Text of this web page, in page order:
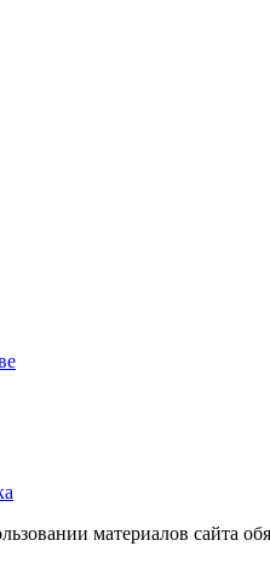
материалов сайта